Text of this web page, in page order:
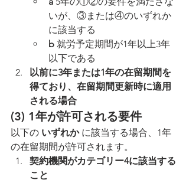
いが、③または④のいずれか
に該当する
b 就労予定期間が1年以上3年
以下である
以前に3年または1年の在留期間を
得ており、在留期間更新時に適用
される場合
(3) 1年が許可される要件
以下の いずれか に該当する場合、1年
の在留期間が許可されます。
契約機関がカテゴリー4に該当する
こと